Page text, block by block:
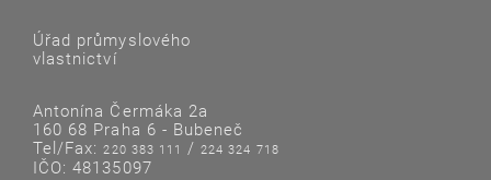
Úřad průmyslového
vlastnictví
Antonína Čermáka 2a
160 68 Praha 6 - Bubeneč
Tel/Fax:220 383 111 /224 324 718
IČO: 48135097